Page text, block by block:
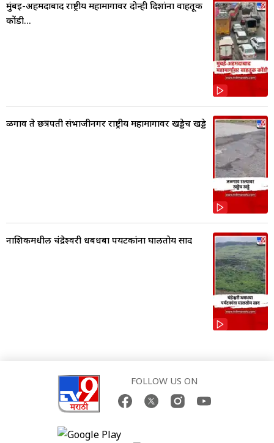
मुंबई-अहमदाबाद राष्ट्रीय महामार्गावर दोन्ही दिशांना वाहतूक
कोंडी...
ळगाव ते छत्रपती संभाजीनगर राष्ट्रीय महामार्गावर खड्डेच खड्डे
नाशिकमधील चंद्रेश्वरी धबधबा पर्यटकांना घालतोय साद
FOLLOW US ON